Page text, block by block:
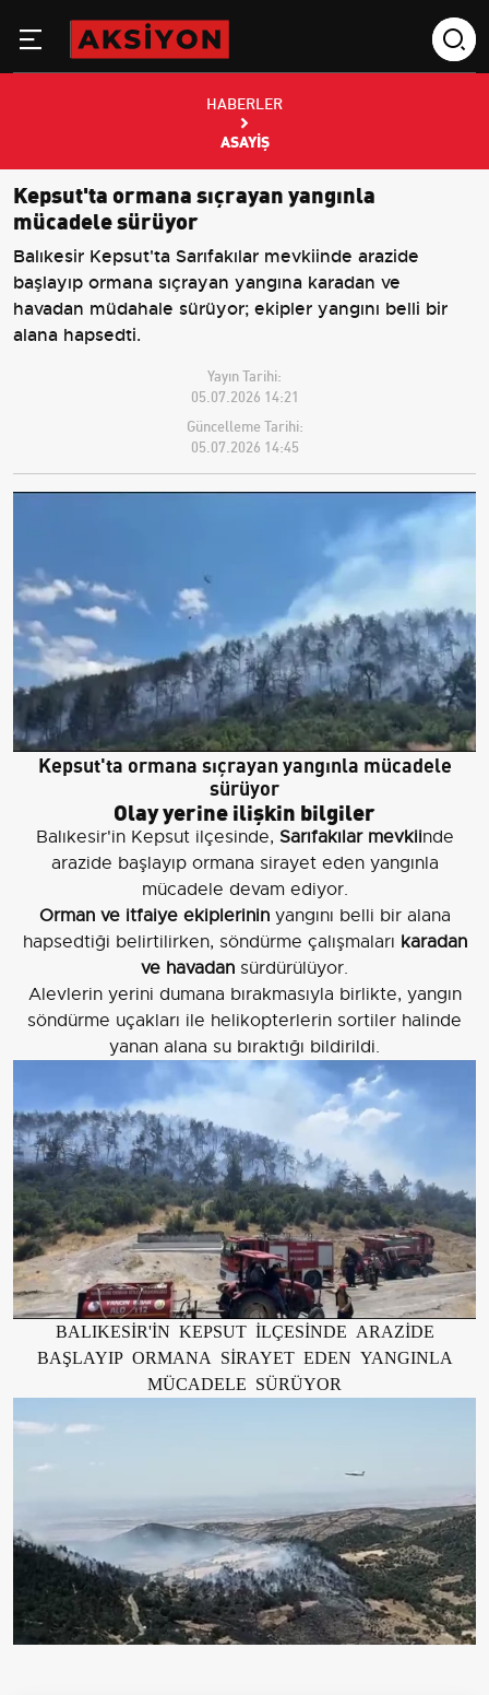
HABERLER
ASAYIŞ
Kepsut'ta ormana sıçrayan yangınla
mücadele sürüyor
Balıkesir Kepsut'ta Sarıfakılar mevkiinde arazide
başlayıp ormana sıçrayan yangına karadan ve
havadan müdahale sürüyor; ekipler yangını belli bir
alana hapsedti.
Yayın Tarihi:
05.07.2026 14:21
Güncelleme Tarihi:
05.07.2026 14:45
Kepsut'ta ormana sıçrayan yangınla mücadele
sürüyor
Olay yerine ilişkin bilgiler
Balıkesir'in Kepsut ilçesinde, Sarıfakılar mevkiinde
arazide başlayıp ormana sirayet eden yangınla
mücadele devam ediyor.
Orman ve itfaiye ekiplerininyangını belli bir alana
hapsedtiği belirtilirken, söndürme çalışmaları karadan
ve havadan sürdürülüyor.
Alevlerin yerini dumana bırakmasıyla birlikte, yangın
söndürme uçakları ile helikopterlerin sortiler halinde
yanan alana su bıraktığı bildirildi.
BALIKESİR'İN KEPSUT İLÇESİNDE ARAZİDE
BAŞLAYIP ORMANA SİRAYET EDEN YANGINLA
MÜCADELE SÜRÜYOR